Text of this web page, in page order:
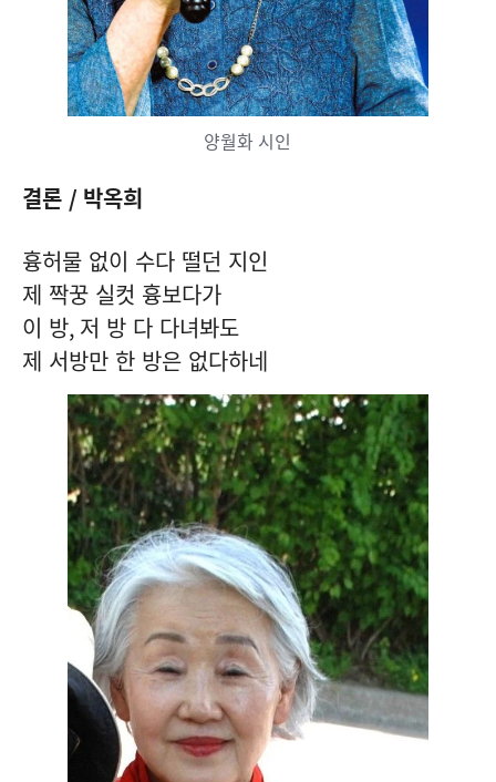
양월화 시인
결론 / 박옥희
흉허물 없이 수다 떨던 지인
제 짝꿍 실컷 흉보다가
이 방, 저 방 다 다녀봐도
제 서방만 한 방은 없다하네